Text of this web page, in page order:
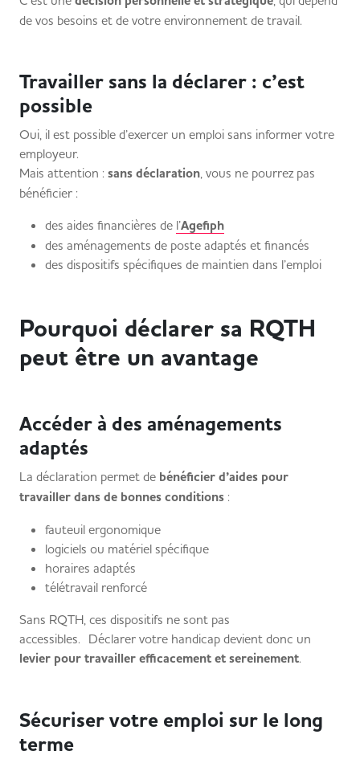
de vos besoins et de votre environnement de travail.
Travailler sans la déclarer : c’est
possible
Oui, il est possible d’exercer un emploi sans informer votre
employeur.
Mais attention : sans déclaration, vous ne pourrez pas
bénéficier :
des aides financières de l’Agefiph
des aménagements de poste adaptés et financés
des dispositifs spécifiques de maintien dans l’emploi
Pourquoi déclarer sa RQTH
peut être un avantage
Accéder à des aménagements
adaptés
La déclaration permet de bénéficier d’aides pour
travailler dans de bonnes conditions :
fauteuil ergonomique
logiciels ou matériel spécifique
horaires adaptés
télétravail renforcé
Sans RQTH, ces dispositifs ne sont pas
accessibles. Déclarer votre handicap devient donc un
levier pour travailler efficacement et sereinement.
Sécuriser votre emploi sur le long
terme